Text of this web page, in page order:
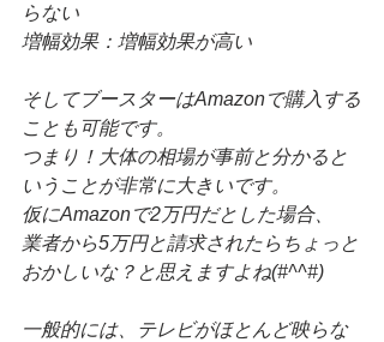
らない
増幅効果：増幅効果が高い
そしてブースターはAmazonで購入する
ことも可能です。
つまり！大体の相場が事前と分かると
いうことが非常に大きいです。
仮にAmazonで2万円だとした場合、
業者から5万円と請求されたらちょっと
おかしいな？と思えますよね(#^^#)
一般的には、テレビがほとんど映らな